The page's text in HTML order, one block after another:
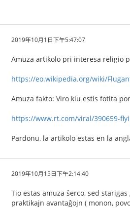
2019年10月1日下午5:47:07
Amuza artikolo pri interesa religio
https://eo.wikipedia.org/wiki/
Amuza fakto: Viro kiu estis fotita
https://www.rt.com/viral/390659-
Pardonu, la artikolo estas en la
2019年10月15日下午2:14:40
Tio estas amuza ŝerco, sed
praktikajn avantaĝojn ( monon,